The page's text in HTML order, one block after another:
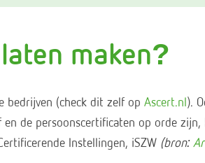
maken?
bedrijven (check dit zelf op Ascert.nl ).
de persoonscertificaten op orde
Instellingen, iSZW (bron: